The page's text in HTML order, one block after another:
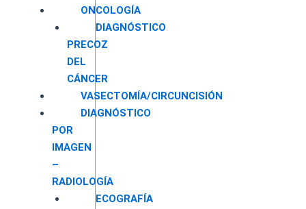
ONCOLOGÍA
DIAGNÓSTICO
PRECOZ
DEL
CÁNCER
VASECTOMÍA/CIRCUNCISIÓN
DIAGNÓSTICO
POR
IMAGEN
–
RADIOLOGÍA
ECOGRAFÍA